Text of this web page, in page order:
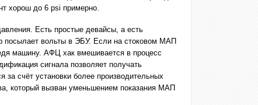
хорош до 6 psi примерно.
Есть простые девайсы, а есть
посылает вольты в ЭБУ. Если на стоковом МАП
машину. АФЦ хак вмешивается в процесс
сигнала позволяет получать
за счёт установки более производительных
который вызван уменьшением показания МАП